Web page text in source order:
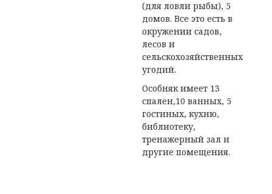
(для ловли рыбы), 5
домов. Все это есть в
окружении садов,
лесов и
сельскохозяйственных
угодий.
Особняк имеет 13
спален,10 ванных, 5
гостиных, кухню,
библиотеку,
тренажерный зал и
другие помещения.